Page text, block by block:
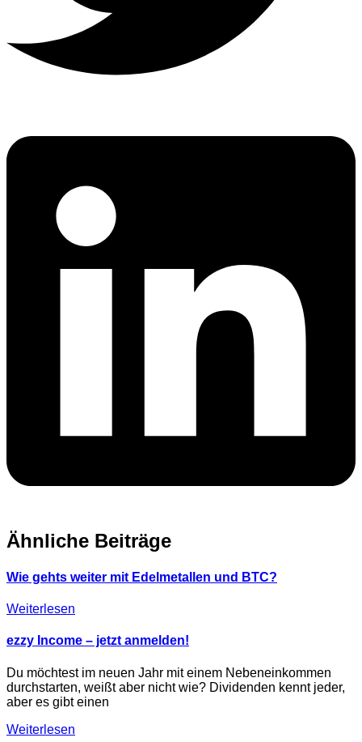
Ähnliche Beiträge
Wie gehts weiter mit Edelmetallen und BTC?
Weiterlesen
ezzy Income – jetzt anmelden!
Du möchtest im neuen Jahr mit einem Nebeneinkommen
durchstarten, weißt aber nicht wie? Dividenden kennt jeder,
aber es gibt einen
Weiterlesen